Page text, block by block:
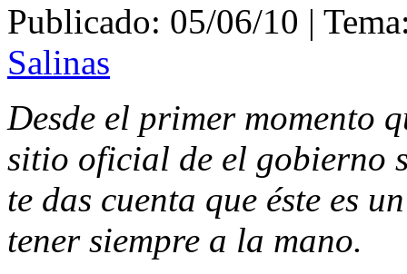
Publicado: 05/06/10 |
Salinas
Desde el primer momento
sitio oficial de el gobierno
te das cuenta que éste es
tener siempre a la mano.